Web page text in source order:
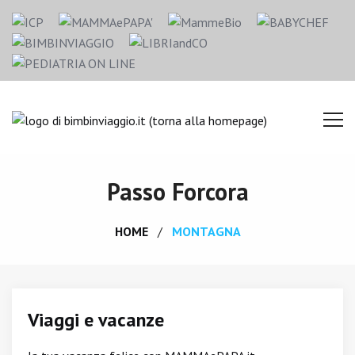
Passo Forcora
HOME MONTAGNA
Viaggi e vacanze